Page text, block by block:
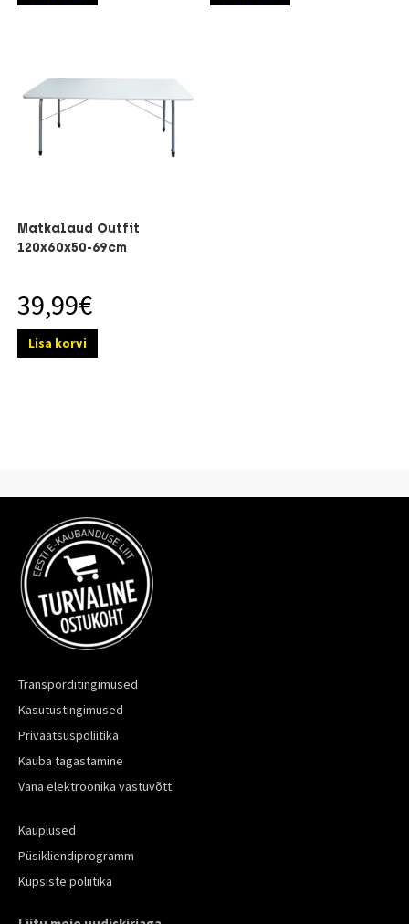
Matkalaud Outfit
120x60x50-69cm
39,99€
Lisa korvi
Transporditingimused
Kasutustingimused
Privaatsuspoliitika
Kauba tagastamine
Vana elektroonika vastuvõtt
Kauplused
Püsikliendiprogramm
Küpsiste poliitika